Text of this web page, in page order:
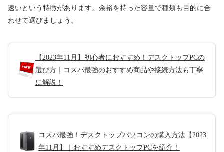
速いという特徴があります。余裕を持った容量で種類も目的に合
わせて選びましょう。
【2023年11月】初心者におすすめ！デスクトップPCの
選び方｜コスパ最強のおすすめ商品や接続方法も丁寧
に解説！
コスパ最強！デスクトップパソコンの購入方法【2023
年11月】｜おすすめデスクトップPCを紹介！